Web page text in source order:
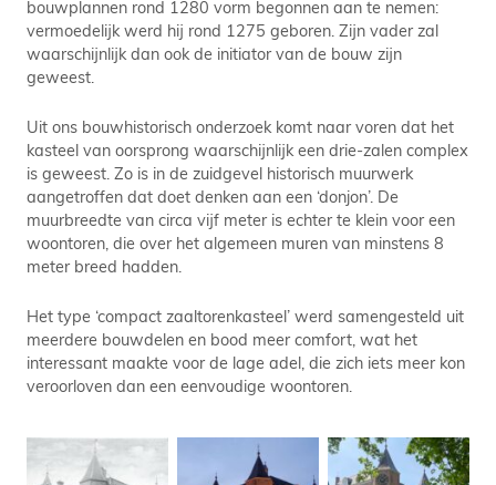
bouwplannen rond 1280 vorm begonnen aan te nemen:
vermoedelijk werd hij rond 1275 geboren. Zijn vader zal
waarschijnlijk dan ook de initiator van de bouw zijn
geweest.
Uit ons bouwhistorisch onderzoek komt naar voren dat het
kasteel van oorsprong waarschijnlijk een drie-zalen complex
is geweest. Zo is in de zuidgevel historisch muurwerk
aangetroffen dat doet denken aan een ‘donjon’. De
muurbreedte van circa vijf meter is echter te klein voor een
woontoren, die over het algemeen muren van minstens 8
meter breed hadden.
Het type ‘compact zaaltorenkasteel’ werd samengesteld uit
meerdere bouwdelen en bood meer comfort, wat het
interessant maakte voor de lage adel, die zich iets meer kon
veroorloven dan een eenvoudige woontoren.